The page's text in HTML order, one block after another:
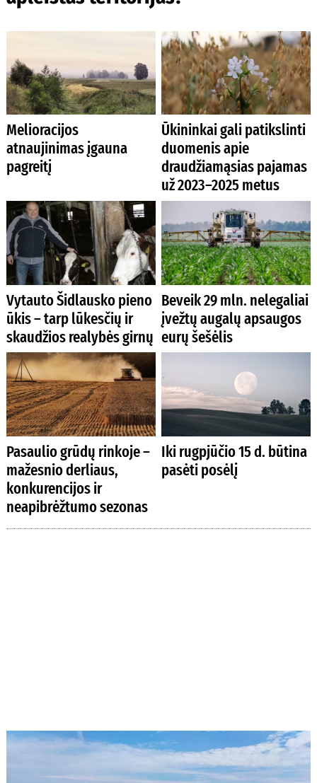
Melioracijos
atnaujinimas įgauna
pagreitį
Ūkininkai gali patikslinti
duomenis apie
draudžiamąsias pajamas
už 2023–2025 metus
Vytauto Šidlausko pieno
ūkis – tarp lūkesčių ir
skaudžios realybės girnų
Beveik 29 mln. nelegaliai
įvežtų augalų apsaugos
eurų šešėlis
Pasaulio grūdų rinkoje –
mažesnio derliaus,
konkurencijos ir
neapibrėžtumo sezonas
Iki rugpjūčio 15 d. būtina
pasėti posėlį